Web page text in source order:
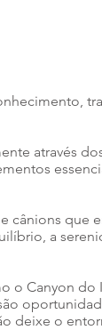
através
cânions que
a
o Canyon do
deixe o